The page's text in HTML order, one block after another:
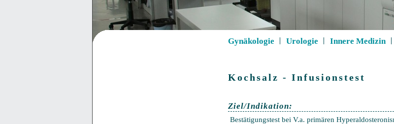
Gynäkologie Urologie Innere Medizin
Kochsalz - Infusionstest
Ziel/Indikation:
Bestätigungstest bei V.a. primären